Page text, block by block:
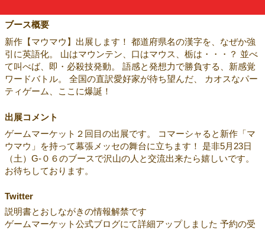
ブース概要
新作【マウマウ】出展します！ 都道府県名の漢字を、なぜか強
引に英語化。 山はマウンテン、口はマウス、栃は・・・？ 並べ
て叫べば、即・必殺技発動。 語感と発想力で勝負する、新感覚
ワードバトル。 全国の直訳愛好家が待ち望んだ、 カオスなパー
ティゲーム、ここに爆誕！
出展コメント
ゲームマーケット２回目の出展です。 コマーシャると新作「マ
ウマウ」を持って幕張メッセの舞台に立ちます！ 是非5月23日
（土）G-０６のブースで沢山の人と交流出来たら嬉しいです。
お待ちしております。
Twitter
説明書とおしながきの情報解禁です
ゲームマーケット公式ブログにて詳細アップしました 予約の受